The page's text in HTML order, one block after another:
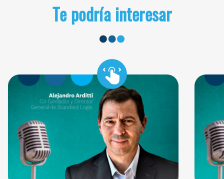
Te podría interesar